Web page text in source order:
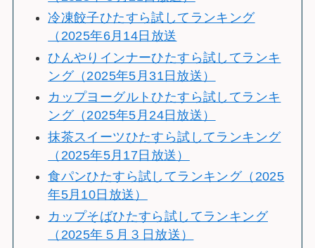
冷凍餃子ひたすら試してランキング
（2025年6月14日放送
ひんやりインナーひたすら試してランキ
ング（2025年5月31日放送）
カップヨーグルトひたすら試してランキ
ング（2025年5月24日放送）
抹茶スイーツひたすら試してランキング
（2025年5月17日放送）
食パンひたすら試してランキング（2025
年5月10日放送）
カップそばひたすら試してランキング
（2025年５月３日放送）